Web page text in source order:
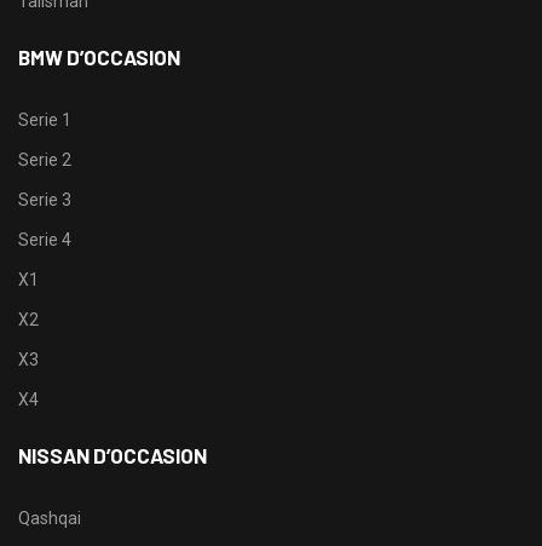
BMW D’OCCASION
Serie 1
Serie 2
Serie 3
Serie 4
X1
X2
X3
X4
NISSAN D’OCCASION
Qashqai